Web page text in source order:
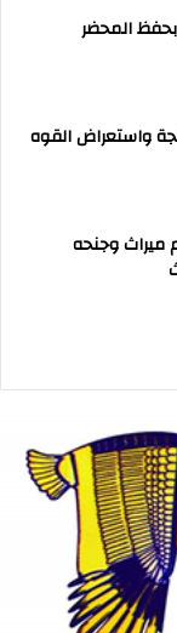
بحفظ المحضر
واستعراض القوه
ميراث وجنحه